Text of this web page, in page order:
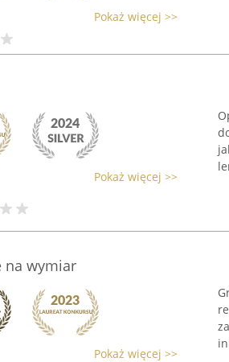
Pokaż więcej >>
Pokaż więcej >>
na wymiar
Pokaż więcej >>